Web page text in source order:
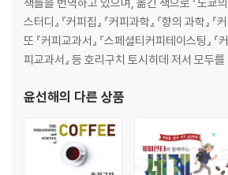
항구 쇠퇴와 브랜드 존속: 모카 147·프랑스 커
레위니옹 148·나폴레옹이 만들어낸 최대 생산
향의 커피 신진국: 코스타리카 153·블루마운틴
동아프라카 킬리만자로 156·녹병 판데믹 충격:
병과의 전쟁: 인도네시아 159·로부스타의 발견
8장 황금시대의 종료
스터디』 『커피집』 『커피과학』 『향의 과학』
또 『커피교과서』 『스페셜티커피테이스팅』 『
피교과서』 등 호리구치 토시히데 저서 모두
윤선해의 다른 상품